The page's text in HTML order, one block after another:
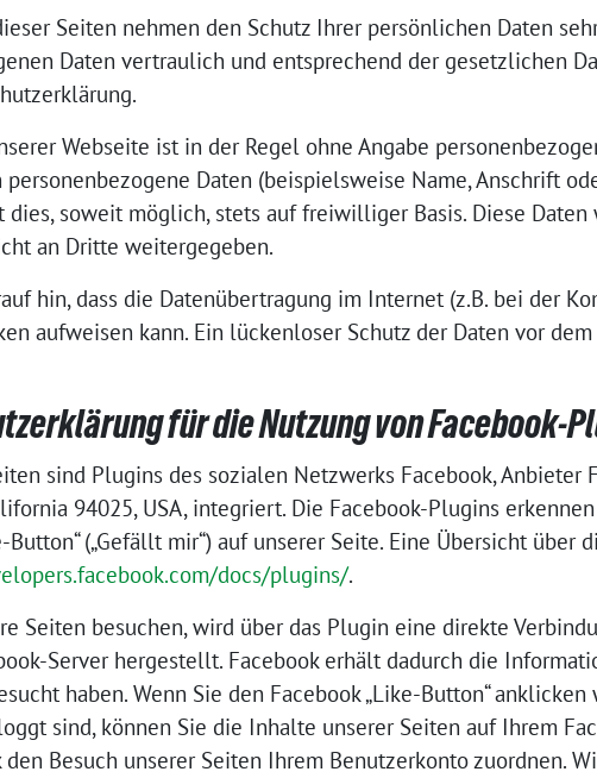
Seiten nehmen den Schutz Ihrer persönlichen Daten
Daten vertraulich und entsprechend der gesetzlichen
Webseite ist in der Regel ohne Angabe
personenbezogene Daten (beispielsweise Name, Anschrift
dies, soweit möglich, stets auf freiwilliger Basis. Diese
an Dritte weitergegeben.
hin, dass die Datenübertragung im Internet (z.B. bei der
aufweisen kann. Ein lückenloser Schutz der Daten vor
für die Nutzung von Facebook-
sind Plugins des sozialen Netzwerks Facebook, Anbieter
94025, USA, integriert. Die Facebook-Plugins
Button“ („Gefällt mir“) auf unserer Seite. Eine Übersicht über
docs/plugins/.
Seiten besuchen, wird über das Plugin eine direkte
Server hergestellt. Facebook erhält dadurch die
haben. Wenn Sie den Facebook „Like-Button“
sind, können Sie die Inhalte unserer Seiten auf Ihrem
den Besuch unserer Seiten Ihrem Benutzerkonto zuordnen.